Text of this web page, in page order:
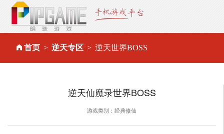
首页 逆天专区 逆天世界BOSS
逆天仙魔录世界BOSS
游戏类别：经典修仙